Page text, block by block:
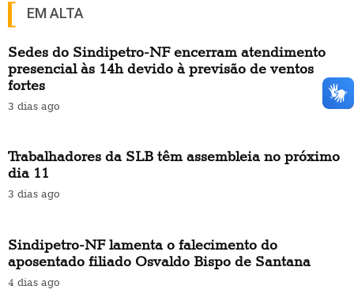
EM ALTA
Sedes do Sindipetro-NF encerram atendimento
presencial às 14h devido à previsão de ventos
fortes
3 dias ago
Trabalhadores da SLB têm assembleia no próximo
dia 11
3 dias ago
Sindipetro-NF lamenta o falecimento do
aposentado filiado Osvaldo Bispo de Santana
4 dias ago